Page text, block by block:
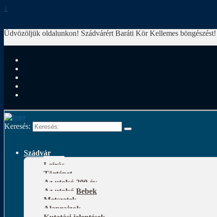
↓
Üdvözöljük oldalunkon! Szádvárért Baráti Kör Kellemes
Keresés:
Szádvár
Leírás
Történet
Az utolsó 300 év
Az utolsó Bebek
Metszetek
Alaprajzok